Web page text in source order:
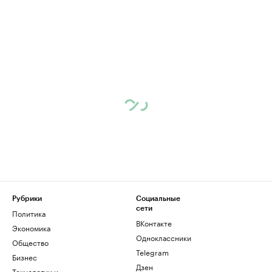
Рубрики
Политика
Экономика
Общество
Бизнес
Социальные
сети
ВКонтакте
Одноклассники
Telegram
Дзен